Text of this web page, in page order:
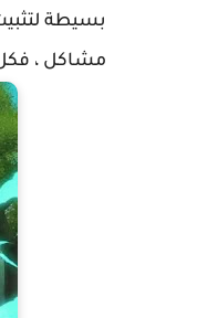
مشاكل ، فكل